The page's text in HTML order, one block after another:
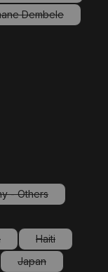
Dembele
(Diese Option ist zurzeit
verfügbar.)
verfügbar.)
verfügbar.)
verfügbar.)
- Others
(Diese Option ist
Option ist zurzeit
Haiti
(Diese
verfügbar.)
ist zurzeit nicht
Japan
(Diese Option ist